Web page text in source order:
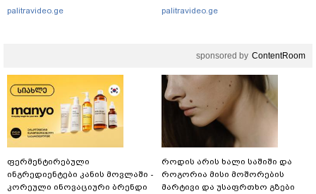
palitravideo.ge
შესაძლებელია აქ ადამიანის
გურამ დადიანიძე გაუჩინარდა?
palitravideo.ge
sponsored by ContentRoom
ფერმენტირებული
ინგრედიენტები კანის მოვლაში -
კორეული ინოვაციური ბრენდი
როდის არის ხალი საშიში და
როგორია მისი მოშორების
მარტივი და უსაფრთხო გზები